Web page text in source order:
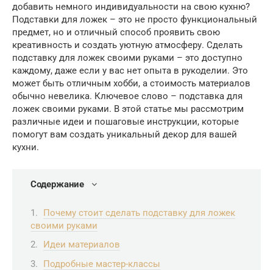
добавить немного индивидуальности на свою кухню?
Подставки для ложек – это не просто функциональный
предмет, но и отличный способ проявить свою
креативность и создать уютную атмосферу. Сделать
подставку для ложек своими руками – это доступно
каждому, даже если у вас нет опыта в рукоделии. Это
может быть отличным хобби, а стоимость материалов
обычно невелика. Ключевое слово – подставка для
ложек своими руками. В этой статье мы рассмотрим
различные идеи и пошаговые инструкции, которые
помогут вам создать уникальный декор для вашей
кухни.
Содержание
Почему стоит сделать подставку для ложек
своими руками
Идеи материалов
Подробные мастер-классы